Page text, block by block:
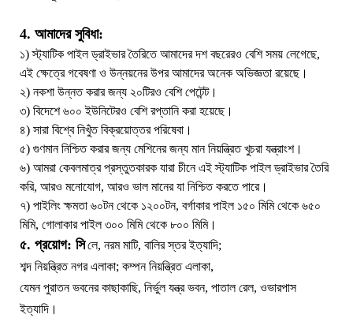
4. আমাদের সুবিধা:
১) স্ট্যাটিক পাইল ড্রাইভার তৈরিতে আমাদের দশ বছরেরও বেশি সময় লেগেছে,
এই ক্ষেত্রে গবেষণা ও উন্নয়নের উপর আমাদের অনেক অভিজ্ঞতা রয়েছে।
২) নকশা উন্নত করার জন্য ২০টিরও বেশি পেটেন্ট।
৩) বিদেশে ৬০০ ইউনিটেরও বেশি রপ্তানি করা হয়েছে।
৪) সারা বিশ্বে নিখুঁত বিক্রয়োত্তর পরিষেবা।
৫) গুণমান নিশ্চিত করার জন্য মেশিনের জন্য মান নিয়ন্ত্রিত খুচরা যন্ত্রাংশ।
৬) আমরা কেবলমাত্র প্রস্তুতকারক যারা চীনে এই স্ট্যাটিক পাইল ড্রাইভার তৈরি
করি, আরও মনোযোগ, আরও ভাল মানের যা নিশ্চিত করতে পারে।
৭) পাইলিং ক্ষমতা ৬০টন থেকে ১২০০টন, বর্গাকার পাইল ১৫০ মিমি থেকে ৬৫০
মিমি, গোলাকার পাইল ৩০০ মিমি থেকে ৮০০ মিমি।
৫. প্রয়োগ: সিলে, নরম মাটি, বালির স্তর ইত্যাদি;
শব্দ নিয়ন্ত্রিত নগর এলাকা; কম্পন নিয়ন্ত্রিত এলাকা,
যেমন পুরাতন ভবনের কাছাকাছি, নির্ভুল যন্ত্র ভবন, পাতাল রেল, ওভারপাস
ইত্যাদি।